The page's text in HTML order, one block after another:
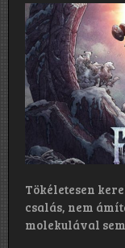
Tökéletesen
csalás, nem
molekulával